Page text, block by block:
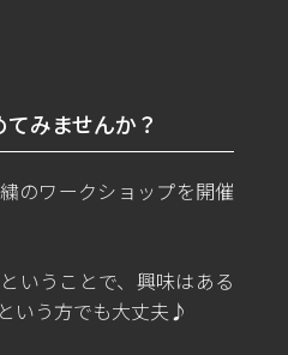
みませんか？
のワークショップを開催
いうことで、興味はある
いう方でも大丈夫♪